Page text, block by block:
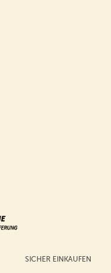
SICHER EINKAUFEN